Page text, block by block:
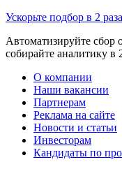
Ускорьте подбор в 2
Автоматизируйте сбор
собирайте аналитику в
О компании
Наши вакансии
Партнерам
Реклама на сайте
Новости и статьи
Инвесторам
Кандидаты по